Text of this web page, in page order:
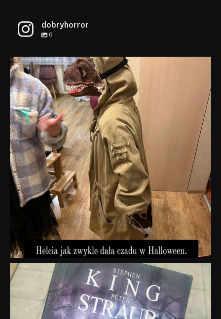
dobryhorror
0
dobryhorror
Lis 1
dobryhorror
Wrz 23